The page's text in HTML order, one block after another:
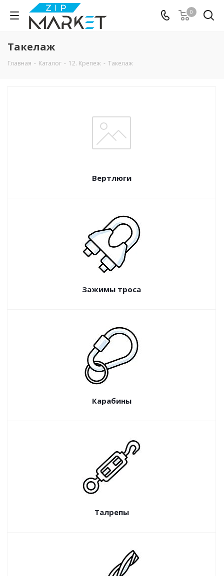
0
Такелаж
Главная - Каталог - 12. Крепеж - Такелаж
Вертлюги
Зажимы троса
Карабины
Талрепы